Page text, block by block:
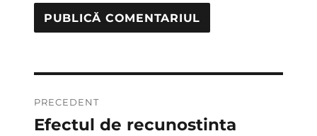
în
PRECEDENT
Articolul
Efectul de recunostinta